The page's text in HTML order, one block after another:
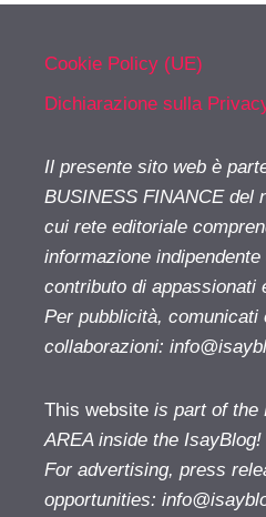
Cookie Policy (UE)
Dichiarazione sulla
Il presente sito web è
BUSINESS FINANCE del
cui rete editoriale
informazione
contributo di appassionati
Per pubblicità, comunicati
collaborazioni:
This website is part of the
AREA inside the
For advertising, press
opportunities: